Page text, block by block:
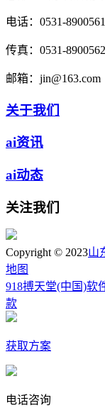
电话： 0531-
传真： 0531-
邮箱： jin@163.com
关于我们
ai资讯
ai动态
关注我们
Copyright © 2023山
地图
918搏天堂(中国)软
款
获取方案
电话咨询